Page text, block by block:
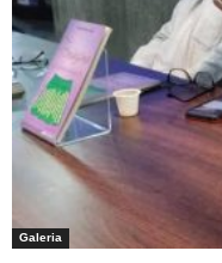
Galeria